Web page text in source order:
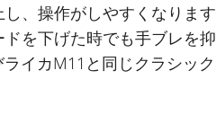
、操作がしやすくなります
を下げた時でも手ブレを
イカM11と同じクラシッ